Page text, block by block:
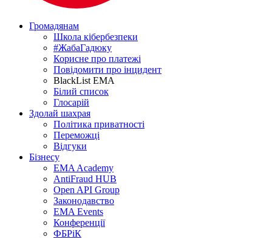
Громадянам
Школа кібербезпеки
#ЖабаГадюку
Корисне про платежі
Повідомити про інцидент
BlackList EMA
Білий список
Глосарій
Здолай шахрая
Політика приватності
Переможцi
Відгуки
Бізнесу
EMA Academy
AntiFraud HUB
Open API Group
Законодавство
EMA Events
Конференції
ФБРіК